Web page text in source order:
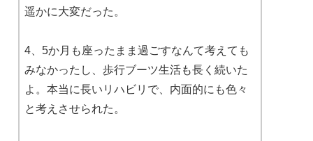
遥かに大変だった。
4、5か月も座ったまま過ごすなんて考えても
みなかったし、歩行ブーツ生活も長く続いた
よ。本当に長いリハビリで、内面的にも色々
と考えさせられた。